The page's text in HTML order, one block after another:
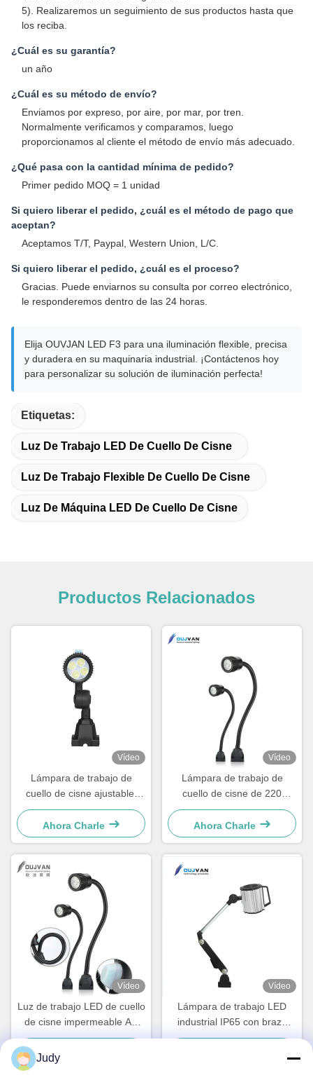
5). Realizaremos un seguimiento de sus productos hasta que
los reciba.
¿Cuál es su garantía?
un año
¿Cuál es su método de envío?
Enviamos por expreso, por aire, por mar, por tren.
Normalmente verificamos y comparamos, luego
proporcionamos al cliente el método de envío más adecuado.
¿Qué pasa con la cantidad mínima de pedido?
Primer pedido MOQ = 1 unidad
Si quiero liberar el pedido, ¿cuál es el método de pago que
aceptan?
Aceptamos T/T, Paypal, Western Union, L/C.
Si quiero liberar el pedido, ¿cuál es el proceso?
Gracias. Puede enviarnos su consulta por correo electrónico,
le responderemos dentro de las 24 horas.
Elija OUVJAN LED F3 para una iluminación flexible, precisa
y duradera en su maquinaria industrial. ¡Contáctenos hoy
para personalizar su solución de iluminación perfecta!
Etiquetas:
Luz De Trabajo LED De Cuello De Cisne
Luz De Trabajo Flexible De Cuello De Cisne
Luz De Máquina LED De Cuello De Cisne
Productos Relacionados
Vídeo
Lámpara de trabajo de
cuello de cisne ajustable,
portátil, con brazo corto, luz
LED para máquina
Ahora Charle
Vídeo
Lámpara de trabajo de
cuello de cisne de 220
voltios 6500K Luz LED de
cuello de cisne magnético
con clasificación IP67
Ahora Charle
Vídeo
Luz de trabajo LED de cuello
de cisne impermeable AC
220V Fácil instalación para
máquina CNC
Ahora Charle
Vídeo
Lámpara de trabajo LED
industrial IP65 con brazo
oscilante y posicionamiento
Judy